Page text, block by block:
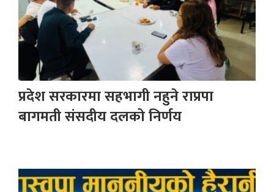
प्रदेश सरकारमा सहभागी नहुने राप्रपा
बागमती संसदीय दलको निर्णय